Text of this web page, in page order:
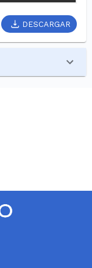
DESCARGAR